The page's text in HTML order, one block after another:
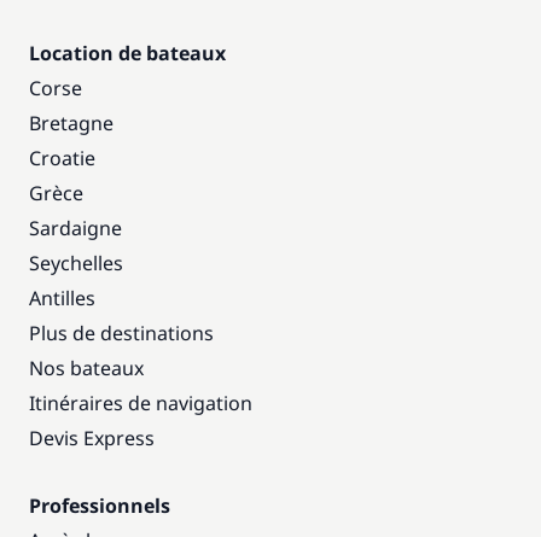
Location de bateaux
Corse
Bretagne
Croatie
Grèce
Sardaigne
Seychelles
Antilles
Plus de destinations
Nos bateaux
Itinéraires de navigation
Devis Express
Professionnels